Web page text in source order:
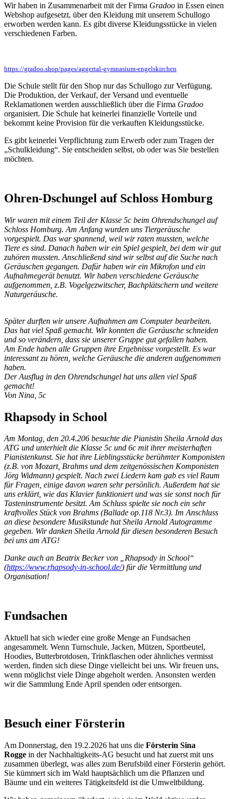
Wir haben in Zusammenarbeit mit der Firma Gradoo in Essen einen
Webshop aufgesetzt, über den Kleidung mit unserem Schullogo
erworben werden kann. Es gibt diverse Kleidungsstücke in vielen
verschiedenen Farben.
https://gradoo.shop/pages/aggertal-gymnasium-engelskirchen
Die Schule stellt für den Shop nur das Schullogo zur Verfügung.
Die Produktion, der Verkauf, der Versand und eventuelle
Reklamationen werden ausschließlich über die Firma Gradoo
organisiert. Die Schule hat keinerlei finanzielle Vorteile und
bekommt keine Provision für die verkauften Kleidungsstücke.
Es gibt keinerlei Verpflichtung zum Erwerb oder zum Tragen der
„Schulkleidung“. Sie entscheiden selbst, ob oder was Sie bestellen
möchten.
Ohren-Dschungel auf Schloss Homburg
Wir waren mit einem Teil der Klasse 5c beim Ohrendschungel auf
Schloss Homburg. Am Anfang wurden uns Tiergeräusche
vorgespielt. Das war spannend, weil wir raten mussten, welche
Tiere es sind. Danach haben wir ein Spiel gespielt, bei dem wir gut
zuhören mussten. Anschließend sind wir selbst auf die Suche nach
Geräuschen gegangen. Dafür haben wir ein Mikrofon und ein
Aufnahmegerät benutzt. Wir haben verschiedene Geräusche
aufgenommen, z.B. Vogelgezwitscher, Bachplätschern und weitere
Naturgeräusche.
Später durften wir unsere Aufnahmen am Computer bearbeiten.
Das hat viel Spaß gemacht. Wir konnten die Geräusche schneiden
und so verändern, dass sie unserer Gruppe gut gefallen haben.
Am Ende haben alle Gruppen ihre Ergebnisse vorgestellt. Es war
interessant zu hören, welche Geräusche die anderen aufgenommen
haben.
Der Ausflug in den Ohrendschungel hat uns allen viel Spaß
gemacht!
Von Nina, 5c
Rhapsody in School
Am Montag, den 20.4.206 besuchte die Pianistin Sheila Arnold das
ATG und unterhielt die Klasse 5c und 6c mit ihrer meisterhaften
Pianistenkunst. Sie hat ihre Lieblingsstücke berühmter Komponisten
(z.B. von Mozart, Brahms und dem zeitgenössischen Komponisten
Jörg Widmann) gespielt. Nach zwei Liedern kam gab es viel Raum
für Fragen, einige davon waren sehr persönlich. Außerdem hat sie
uns erklärt, wie das Klavier funktioniert und was sie sonst noch für
Tasteninstrumente besitzt. Am Schluss spielte sie noch ein sehr
kraftvolles Stück von Brahms (Ballade op.118 Nr.3). Im Anschluss
an diese besondere Musikstunde hat Sheila Arnold Autogramme
gegeben. Wir danken Sheila Arnold für diesen besonderen Besuch
bei uns am ATG!
Danke auch an Beatrix Becker von „Rhapsody in School“
(https://www.rhapsody-in-school.de/) für die Vermittlung und
Organisation!
Fundsachen
Aktuell hat sich wieder eine große Menge an Fundsachen
angesammelt. Wenn Turnschule, Jacken, Mützen, Sportbeutel,
Hoodies, Butterbrotdosen, Trinkflaschen oder ähnliches vermisst
werden, finden sich diese Dinge vielleicht bei uns. Wir freuen uns,
wenn möglichst viele Dinge abgeholt werden. Ansonsten werden
wir die Sammlung Ende April spenden oder entsorgen.
Besuch einer Försterin
Am Donnerstag, den 19.2.2026 hat uns die Försterin Sina
Rogge in der Nachhaltigkeits-AG besucht und hat zuerst mit uns
zusammen überlegt, was alles zum Berufsbild einer Försterin gehört.
Sie kümmert sich im Wald hauptsächlich um die Pflanzen und
Bäume und ein weiteres Tätigkeitsfeld ist die Umweltbildung.